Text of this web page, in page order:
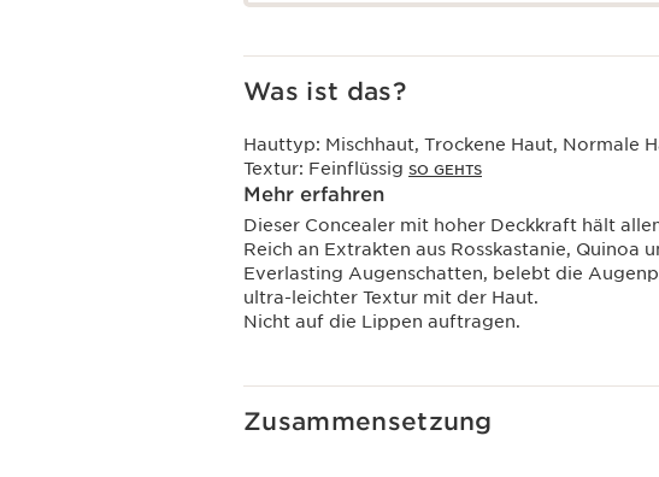
Was ist das?
Hauttyp: Mischhaut, Trockene Haut, Normale
Textur: Feinflüssig SO GEHTS
Mehr erfahren
Dieser Concealer mit hoher Deckkraft hält
Reich an Extrakten aus Rosskastanie, Quinoa
Everlasting Augenschatten, belebt die
ultra-leichter Textur mit der Haut.
Nicht auf die Lippen auftragen.
Zusammensetzung